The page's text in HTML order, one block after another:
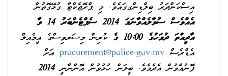
އިސްކަންދަރު ބިލްޑިންގގައެވެ. މި ޕްރޮޖެކްޓާ ގުޅޭގޮތުން
އެއްވެސް ސުވާލެއްވާނަމަ 2014 ސެޕްޓެންބަރު 14 ވާ
އާދީއްތަ ދުވަހުގެ 10:00 ގެ
ކުރިން މިސަރވިސްގެ އީމެއިލް
އެޑްރެސް procurement@police.gov.mv އަށް
ފޮނުއްވުން އެދެމެވެ. ބީލަން ހުޅުވުން އޮންނާނީ2014